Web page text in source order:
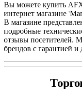
Вы можете купить
интернет магазине
В магазине
подробные
отзывы посетителей.
брендов с гарантией и